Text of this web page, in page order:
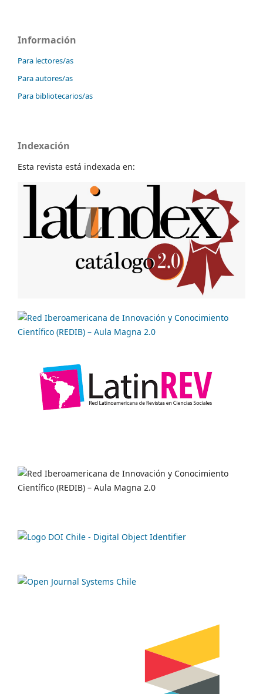
Información
Para lectores/as
Para autores/as
Para bibliotecarios/as
Indexación
Esta revista está indexada en: